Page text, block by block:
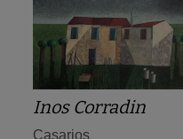
Inos Corradin
Casarios